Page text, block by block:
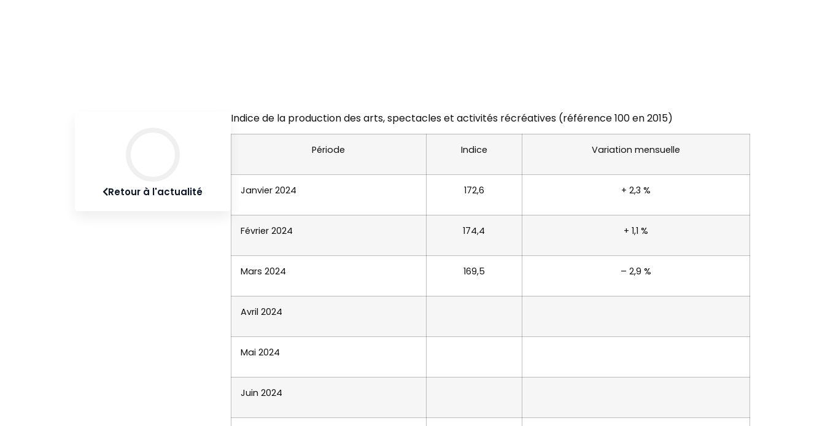
Retour à l'actualité
Indice de la production des arts, spectacles et activités récréatives (référence 100 en 2015)
Période Indice Variation mensuelle
Janvier 2024 172,6 + 2,3 %
Février 2024 174,4 + 1,1 %
Mars 2024 169,5 – 2,9 %
Avril 2024
Mai 2024
Juin 2024